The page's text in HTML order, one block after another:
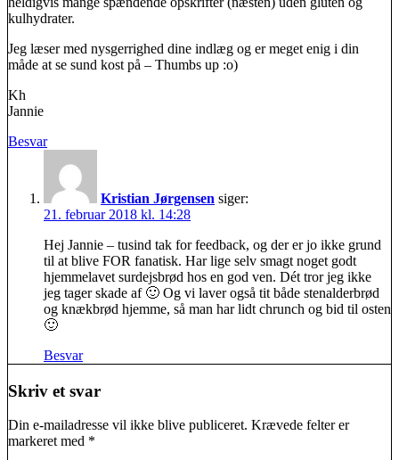
kulhydrater.
Jeg læser med nysgerrighed dine indlæg og er meget enig i din
måde at se sund kost på – Thumbs up :o)
Kh
Jannie
Besvar
Kristian Jørgensen siger:
21. februar 2018 kl. 14:28
Hej Jannie – tusind tak for feedback, og der er jo ikke grund
til at blive FOR fanatisk. Har lige selv smagt noget godt
hjemmelavet surdejsbrød hos en god ven. Dét tror jeg ikke
jeg tager skade af 🙂 Og vi laver også tit både stenalderbrød
og knækbrød hjemme, så man har lidt chrunch og bid til osten
🙂
Besvar
Skriv et svar
Din e-mailadresse vil ikke blive publiceret. Krævede felter er
markeret med *